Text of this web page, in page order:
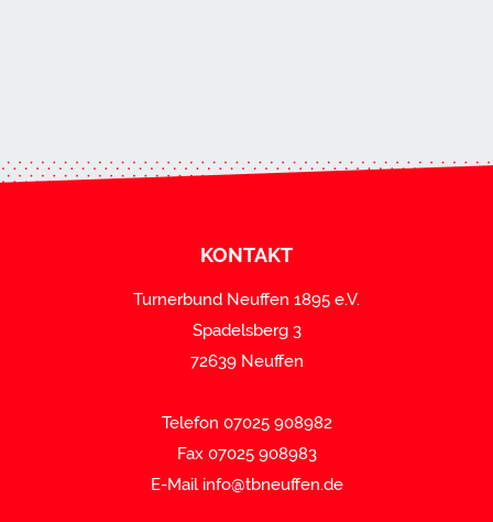
KONTAKT
Turnerbund Neuffen 1895 e.V.
Spadelsberg 3
72639 Neuffen
Telefon 07025 908982
Fax 07025 908983
E-Mail info@tbneuffen.de